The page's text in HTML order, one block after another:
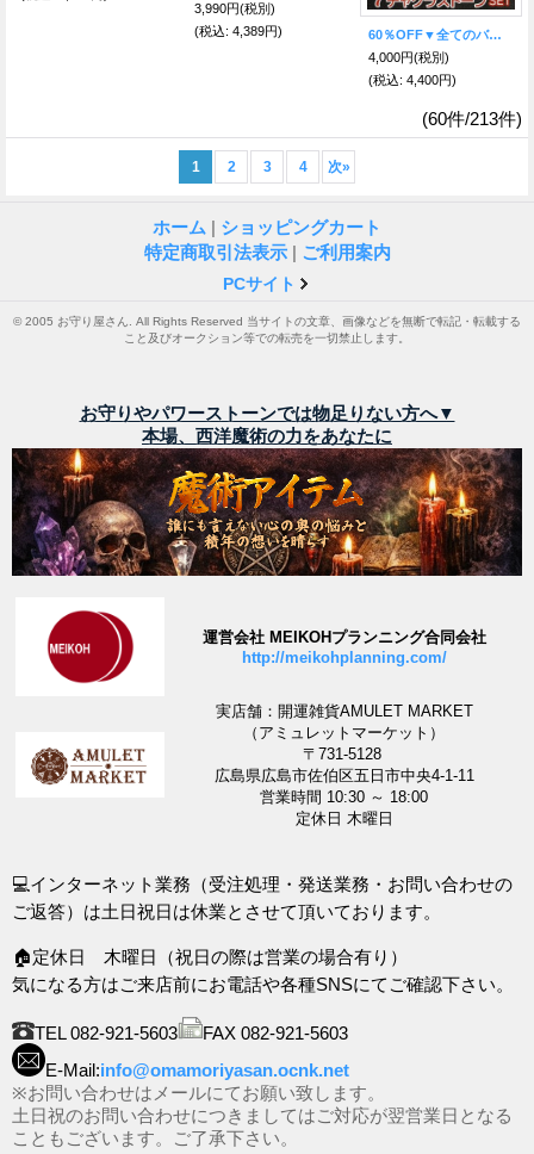
3,990円(税別)
(税込: 4,389円)
60％OFF▼全てのバランスを整え幸運へと導く！7チャクラストーンセットF【大特価】
4,000円(税別)
(税込: 4,400円)
(60件/213件)
1 2 3 4 次»
ホーム | ショッピングカート
特定商取引法表示 | ご利用案内
PCサイト
© 2005 お守り屋さん. All Rights Reserved 当サイトの文章、画像などを無断で転記・転載する
こと及びオークション等での転売を一切禁止します。
お守りやパワーストーンでは物足りない方へ▼
本場、西洋魔術の力をあなたに
運営会社 MEIKOHプランニング合同会社
http://meikohplanning.com/
実店舗：開運雑貨AMULET MARKET
（アミュレットマーケット）
〒731-5128
広島県広島市佐伯区五日市中央4-1-11
営業時間 10:30 ～ 18:00
定休日 木曜日
💻インターネット業務（受注処理・発送業務・お問い合わせの
ご返答）は土日祝日は休業とさせて頂いております。
🏠定休日 木曜日（祝日の際は営業の場合有り）
気になる方はご来店前にお電話や各種SNSにてご確認下さい。
TEL 082-921-5603
FAX 082-921-5603
E-Mail:info@omamoriyasan.ocnk.net
※お問い合わせはメールにてお願い致します。
土日祝のお問い合わせにつきましてはご対応が翌営業日となる
こともございます。ご了承下さい。